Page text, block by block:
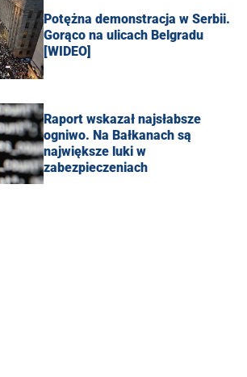
Potężna demonstracja w Serbii.
Gorąco na ulicach Belgradu
[WIDEO]
Raport wskazał najsłabsze
ogniwo. Na Bałkanach są
największe luki w
zabezpieczeniach